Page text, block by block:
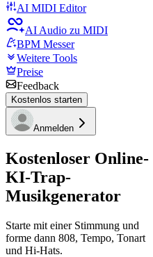
AI MIDI Editor
AI Audio zu MIDI
BPM Messer
Weitere Tools
Preise
Feedback
Kostenlos starten
Anmelden
Kostenloser Online-
KI-Trap-
Musikgenerator
Starte mit einer Stimmung und
forme dann 808, Tempo, Tonart
und Hi-Hats.